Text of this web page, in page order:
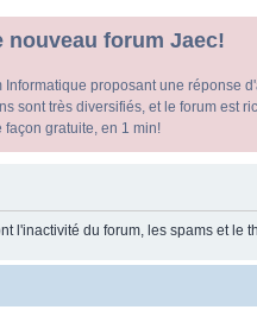
nouveau forum Jaec!
Informatique proposant une réponse
sont très diversifiés, et le forum est
façon gratuite, en 1 min!
l'inactivité du forum, les spams et